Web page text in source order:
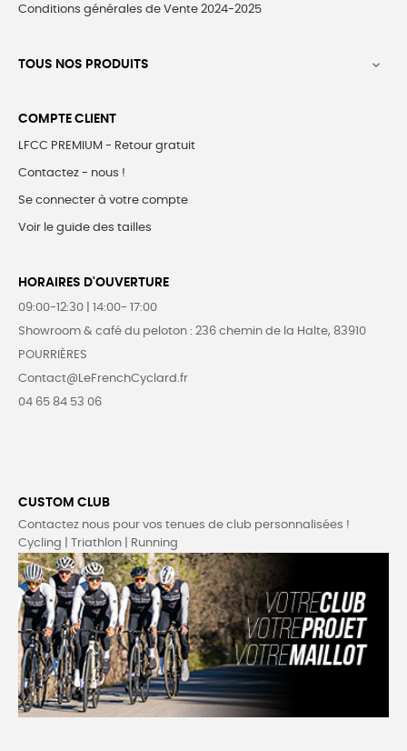
Conditions générales de Vente 2024-2025
TOUS NOS PRODUITS 
COMPTE CLIENT
LFCC PREMIUM - Retour gratuit
Contactez - nous !
Se connecter à votre compte
Voir le guide des tailles
HORAIRES D'OUVERTURE
09:00-12:30 | 14:00- 17:00
Showroom & café du peloton : 236 chemin de la Halte, 83910
POURRIÈRES
Contact@LeFrenchCyclard.fr
04 65 84 53 06
CUSTOM CLUB
Contactez nous pour vos tenues de club personnalisées !
Cycling | Triathlon | Running